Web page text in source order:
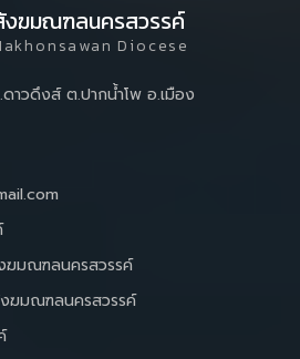
งฆมณฑลนครสวรรค์
Diocese
วดึงส์ ต.ปากน้ำโพ อ.เมือง
ฆมณฑลนครสวรรค์
ฆมณฑลนครสวรรค์